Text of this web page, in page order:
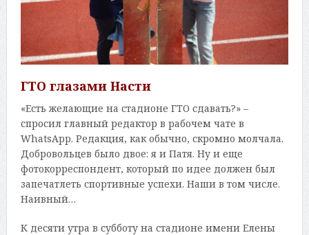
ГТО глазами Насти
«Есть желающие на стадионе ГТО сдавать?» –
спросил главный редактор в рабочем чате в
WhatsApp. Редакция, как обычно, скромно молчала.
Добровольцев было двое: я и Патя. Ну и еще
фотокорреспондент, который по идее должен был
запечатлеть спортивные успехи. Наши в том числе.
Наивный…
К десяти утра в субботу на стадионе имени Елены